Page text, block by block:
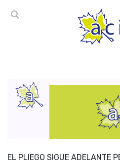
EL PLIEGO SIGUE ADELANTE